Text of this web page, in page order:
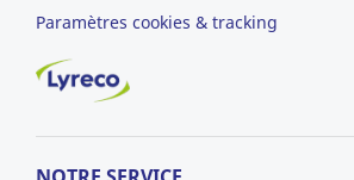
Paramètres cookies & tracking